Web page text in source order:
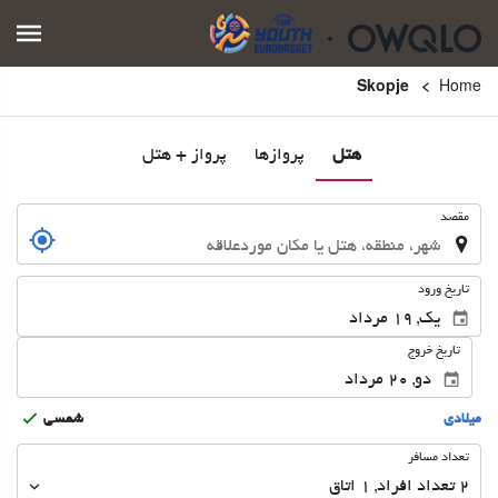
Home
هتل پروازها پرواز + هتل
مقصد
تاریخ ورود
تاریخ خروج
ميلادى شمسى
تعداد
تعداد مسافر
2 تعداد افراد ,
1 اتاق